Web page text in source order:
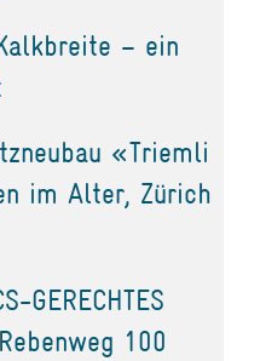
– ein
«Triemli
im Alter, Zürich
GERECHTES
100